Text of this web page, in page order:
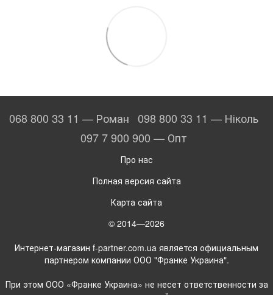
068 800 33 11 — Роман 098 800 33 11 — Ніколь
097 7 900 900 — Опт
Про нас
Полная версия сайта
Карта сайта
© 2014—2026
Интернет-магазин f-partner.com.ua является официальным
партнером компании ООО "Франке Украина".
При этом ООО «Франке Украина» не несет ответственности за